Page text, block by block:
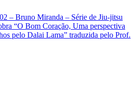
– Bruno Miranda – Série de Jiu-jitsu
“O Bom Coração, Uma perspectiva
pelo Dalai Lama” traduzida pelo Prof.